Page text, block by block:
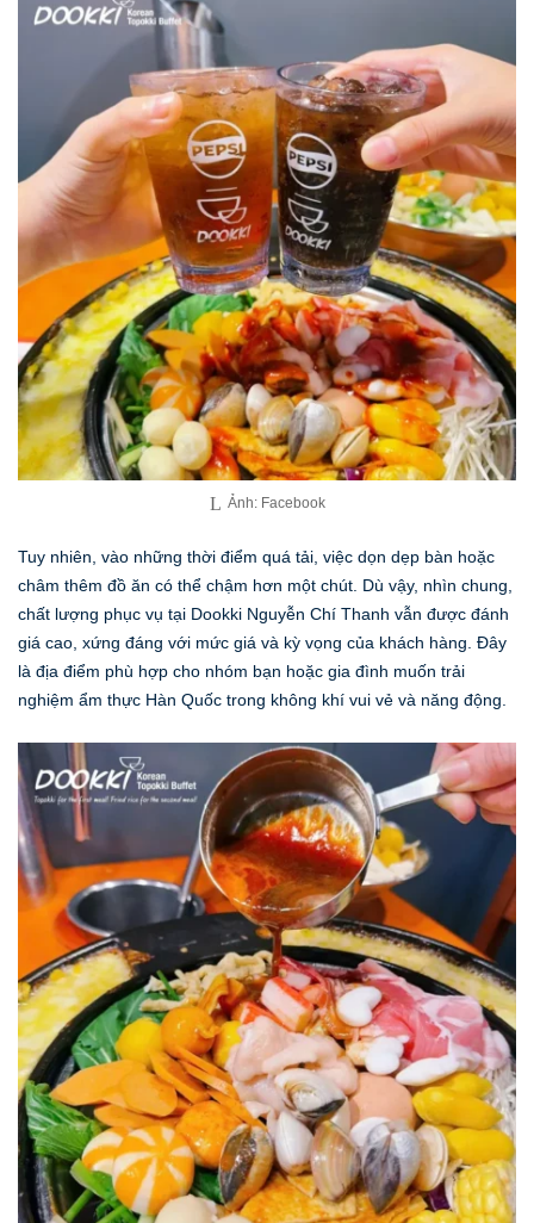
Ảnh: Facebook
Tuy nhiên, vào những thời điểm quá tải, việc dọn dẹp bàn hoặc
châm thêm đồ ăn có thể chậm hơn một chút. Dù vậy, nhìn chung,
chất lượng phục vụ tại Dookki Nguyễn Chí Thanh vẫn được đánh
giá cao, xứng đáng với mức giá và kỳ vọng của khách hàng. Đây
là địa điểm phù hợp cho nhóm bạn hoặc gia đình muốn trải
nghiệm ẩm thực Hàn Quốc trong không khí vui vẻ và năng động.